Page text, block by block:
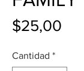
$25,00
Cantidad *